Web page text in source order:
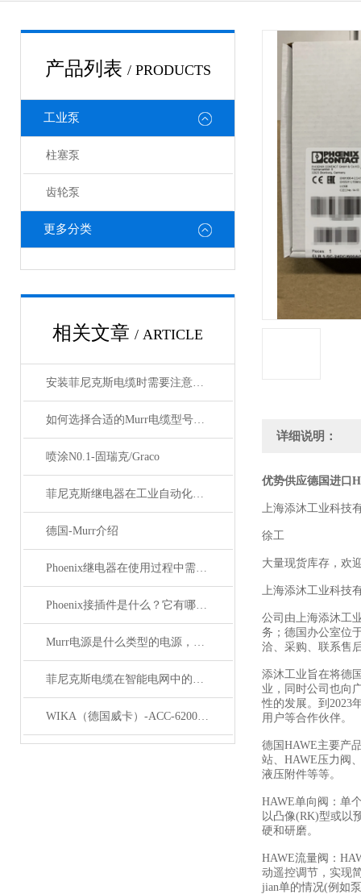
产品列表 / PRODUCTS
工业泵
柱塞泵
齿轮泵
更多分类
相关文章 / ARTICLE
安装菲尼克斯电缆时需要注意哪些事项？
如何选择合适的Murr电缆型号和规格？
喷涂N0.1-固瑞克/Graco
菲尼克斯继电器在工业自动化中的作用
德国-Murr介绍
Phoenix继电器在使用过程中需要注意哪些事项？
Phoenix接插件是什么？它有哪些分类？
Murr电源是什么类型的电源，主要用于哪些领域？
菲尼克斯电缆在智能电网中的应用
WIKA（德国威卡）-ACC-6200系列压力变送器简介
详细说明：
优势供应德国进口
上海添沐工业科技
徐工
大量现货库存，欢
上海添沐工业科技
公司由上海添沐工
务；德国办公室位
洽、采购、联系售
添沐工业旨在将德
业，同时公司也向
性的发展。到2023
用户等合作伙伴。
德国HAWE主要产
站、HAWE压力阀
液压附件等等。
HAWE单向阀：单
以凸像(RK)型或以
硬和研磨。
HAWE流量阀：
动遥控调节，实现
jian单的情况(例如